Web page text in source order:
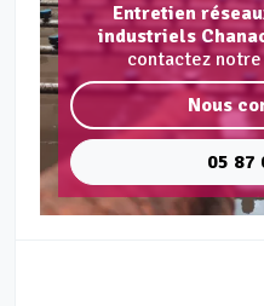
Entretien
industriels
contactez
Nous
05 87